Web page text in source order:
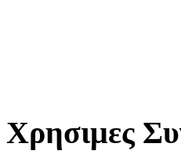
Χρησιμες